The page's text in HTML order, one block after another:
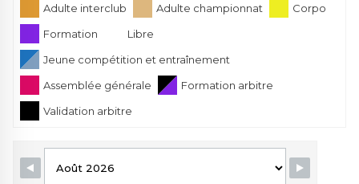
Adulte interclub
Adulte championnat
Corpo
Formation
Libre
Jeune compétition et entraînement
Assemblée générale
Formation arbitre
Validation arbitre